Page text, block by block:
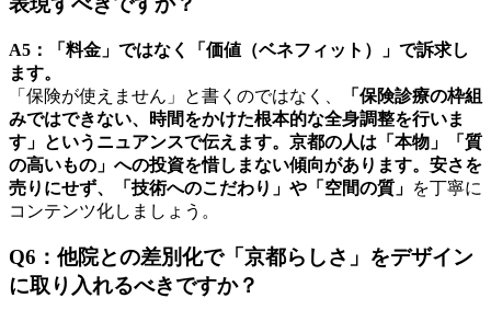
A5：「料金」ではなく「価値（ベネフィット）」で訴求し
ます。
「保険が使えません」と書くのではなく、
「保険診療の枠組
みではできない、時間をかけた根本的な全身調整を行いま
す」というニュアンスで伝えます。京都の人は「本物」「質
の高いもの」への投資を惜しまない傾向があります。安さを
売りにせず、「技術へのこだわり」や「空間の質」 を丁寧に
コンテンツ化しましょう。
Q6：他院との差別化で「京都らしさ」をデザイン
に取り入れるべきですか？